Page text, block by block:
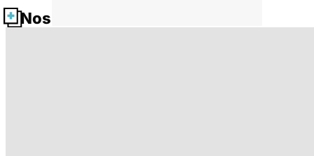
Nos fiches santé